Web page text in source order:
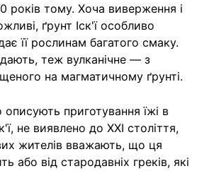
років тому. Хоча виверження і
ґрунт Іск'ї особливо
її рослинам багатого смаку.
теж вулканічне — з
на магматичному ґрунті.
приготування їжі в
не виявлено до XXI століття,
жителів вважають, що ця
або від стародавніх греків, які